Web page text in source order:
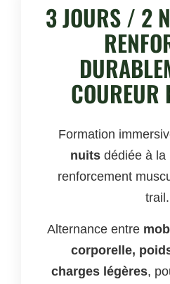
3 JOURS / 2
COUREUR
Formation
nuits dédiée à la
renforcement
trail.
Alternance entre
corporelle,
charges légères,